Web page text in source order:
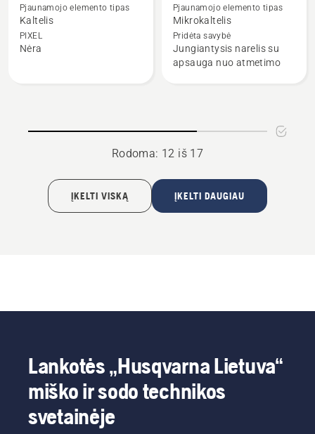
detalių
apie
Pjaunamojo elemento tipas
Kaltelis
PIXEL
Nėra
detalių
apie
H00
60DL 1/4"
Pjaunamojo elemento tipas
Mikrokaltelis
Pridėta savybė
Jungiantysis narelis su
apsauga nuo atmetimo
Rodoma: 12 iš 17
ĮKELTI VISKĄ ĮKELTI DAUGIAU
Lankotės „Husqvarna Lietuva“
miško ir sodo technikos
svetainėje